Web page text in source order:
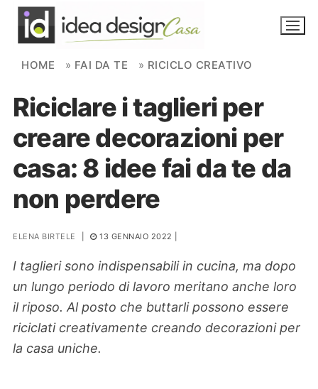
Skip to content
NOVITÀ
AMBIENTI
FAI DA TE
PIANTE
Ortaggio
HOME » FAI DA TE » RICICLO CREATIVO
Riciclare i taglieri per
creare decorazioni per
casa: 8 idee fai da te da
non perdere
ELENA BIRTELE 13 GENNAIO 2022
I taglieri sono indispensabili in cucina, ma dopo
un lungo periodo di lavoro meritano anche loro
il riposo. Al posto che buttarli possono essere
riciclati creativamente creando decorazioni per
la casa uniche.